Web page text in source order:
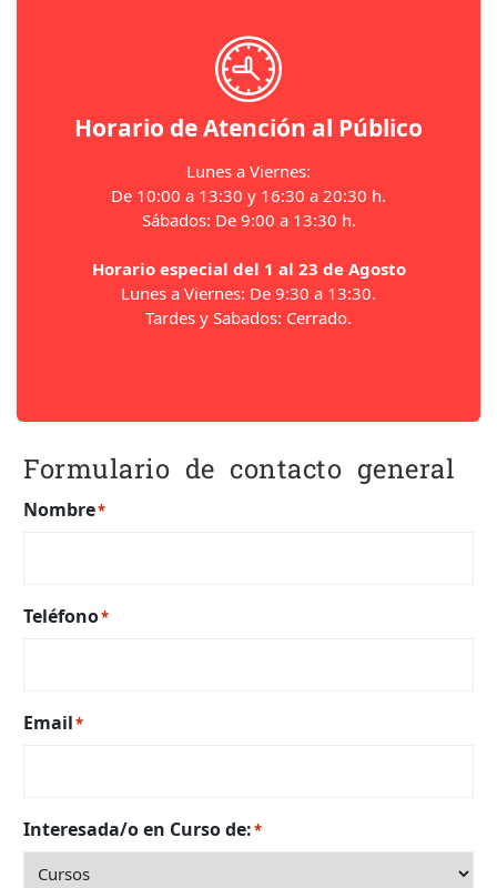
Horario de Atención al Público
Lunes a Viernes:
De 10:00 a 13:30 y 16:30 a 20:30 h.
Sábados: De 9:00 a 13:30 h.
Horario especial del 1 al 23 de Agosto
Lunes a Viernes: De 9:30 a 13:30.
Tardes y Sabados: Cerrado.
Formulario de contacto general
Nombre*
Teléfono*
Email*
Interesada/o en Curso de:*